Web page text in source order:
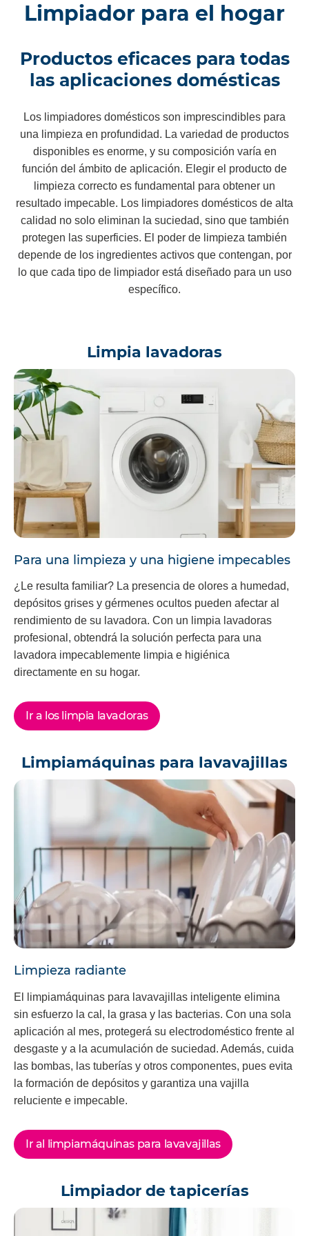
Limpiador para el hogar
Productos eficaces para todas
las aplicaciones domésticas
Los limpiadores domésticos son imprescindibles para
una limpieza en profundidad. La variedad de productos
disponibles es enorme, y su composición varía en
función del ámbito de aplicación. Elegir el producto de
limpieza correcto es fundamental para obtener un
resultado impecable. Los limpiadores domésticos de alta
calidad no solo eliminan la suciedad, sino que también
protegen las superficies. El poder de limpieza también
depende de los ingredientes activos que contengan, por
lo que cada tipo de limpiador está diseñado para un uso
específico.
Limpia lavadoras
Para una limpieza y una higiene impecables
¿Le resulta familiar? La presencia de olores a humedad,
depósitos grises y gérmenes ocultos pueden afectar al
rendimiento de su lavadora. Con un limpia lavadoras
profesional, obtendrá la solución perfecta para una
lavadora impecablemente limpia e higiénica
directamente en su hogar.
Ir a los limpia lavadoras
Limpiamáquinas para lavavajillas
Limpieza radiante
El limpiamáquinas para lavavajillas inteligente elimina
sin esfuerzo la cal, la grasa y las bacterias. Con una sola
aplicación al mes, protegerá su electrodoméstico frente al
desgaste y a la acumulación de suciedad. Además, cuida
las bombas, las tuberías y otros componentes, pues evita
la formación de depósitos y garantiza una vajilla
reluciente e impecable.
Ir al limpiamáquinas para lavavajillas
Limpiador de tapicerías